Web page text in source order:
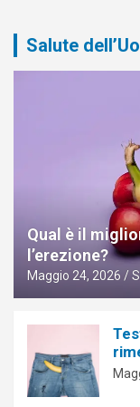
Salute
Qual è il
l’erezione?
Maggio 24, 2026